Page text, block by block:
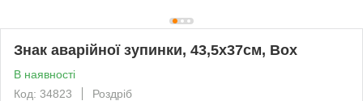
Знак аварійної зупинки, 43,5х37см, Box
В наявності
Код: 34823
Роздріб